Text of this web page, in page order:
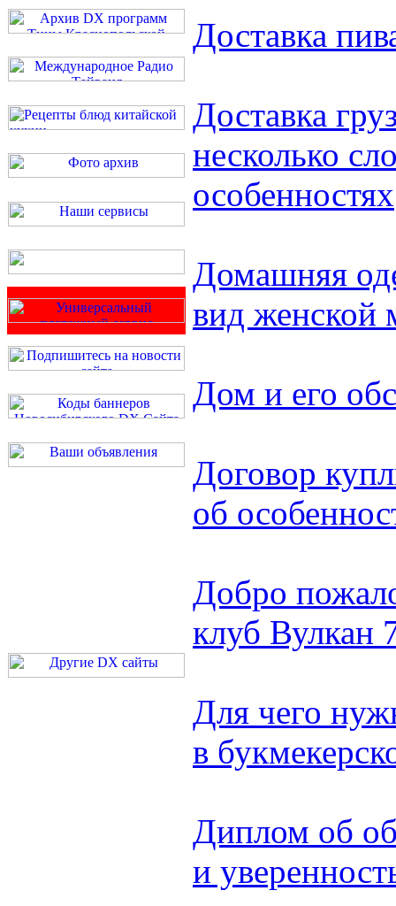
Доставка
Доставка
несколько
особенностях
Домашняя
вид женской
Дом и его
Договор
об
Добро
клуб Вулкан
Для чего
в
Диплом об
и